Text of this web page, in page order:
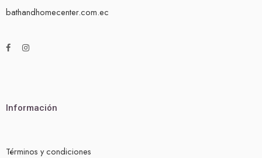
bathandhomecenter.com.ec
Información
Términos y condiciones